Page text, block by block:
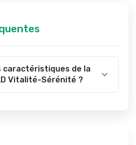
caractéristiques de la
Vitalité-Sérénité ?